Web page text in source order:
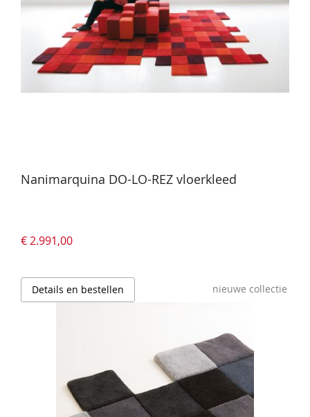
Nanimarquina DO-LO-REZ vloerkleed
€ 2.991,00
Details en bestellen nieuwe collectie